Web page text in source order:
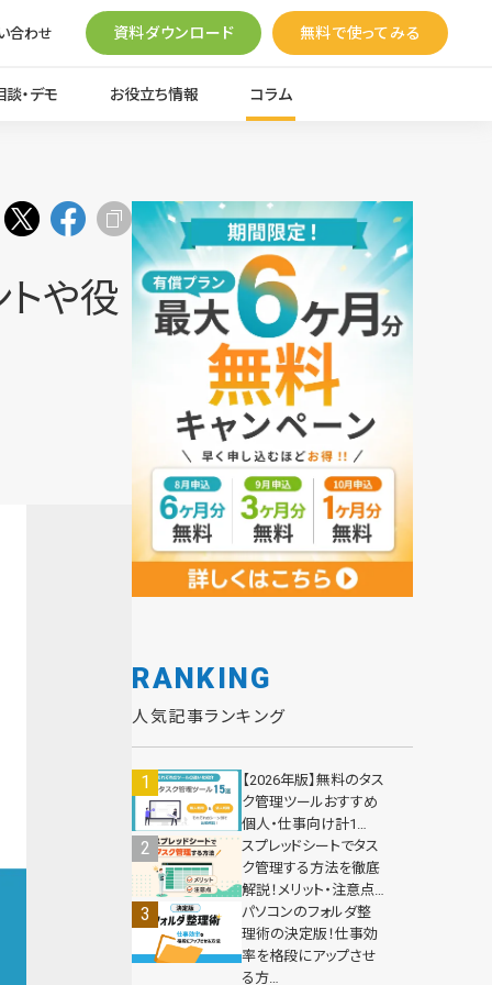
合わせ 資料ダウンロード 無料で使ってみる
・デモ お役立ち情報 コラム
や役
RANKING
人気記事ランキング
【2026年版】無料のタス
ク管理ツールおすすめ
個人・仕事向け計1…
スプレッドシートでタス
ク管理する方法を徹底
解説！メリット・注意点…
パソコンのフォルダ整
理術の決定版！仕事効
率を格段にアップさせ
る方…